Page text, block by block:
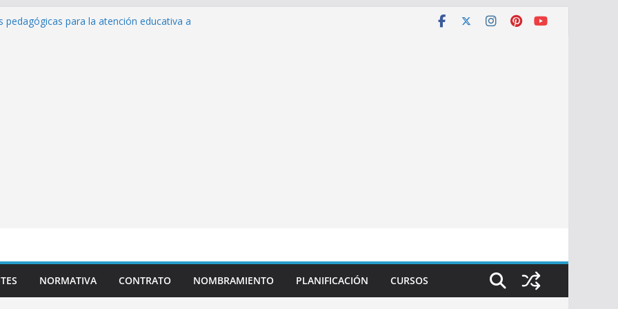
pedagógicas para la atención educativa a
NORMATIVA CONTRATO NOMBRAMIENTO PLANIFICACIÓN CURSOS